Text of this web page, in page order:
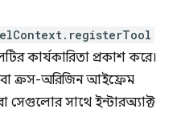
কার্যকারিতা প্রকাশ করে।
ক্রস-অরিজিন আইফ্রেম
সাথে ইন্টারঅ্যাক্ট